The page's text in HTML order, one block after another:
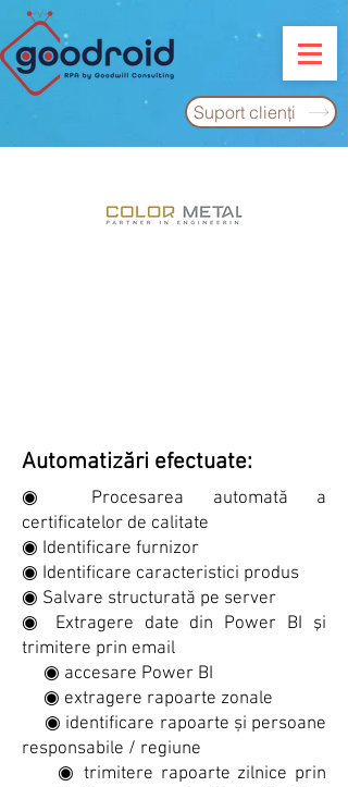
Suport clienţi
Automatizări efectuate:
◉ Procesarea automată a
certificatelor de calitate
◉ Identificare furnizor
◉ Identificare caracteristici produs
◉ Salvare structurată pe server
◉ Extragere date din Power BI şi
trimitere prin email
◉ accesare Power BI
◉ extragere rapoarte zonale
◉ identificare rapoarte și persoane
responsabile / regiune
◉ trimitere rapoarte zilnice prin